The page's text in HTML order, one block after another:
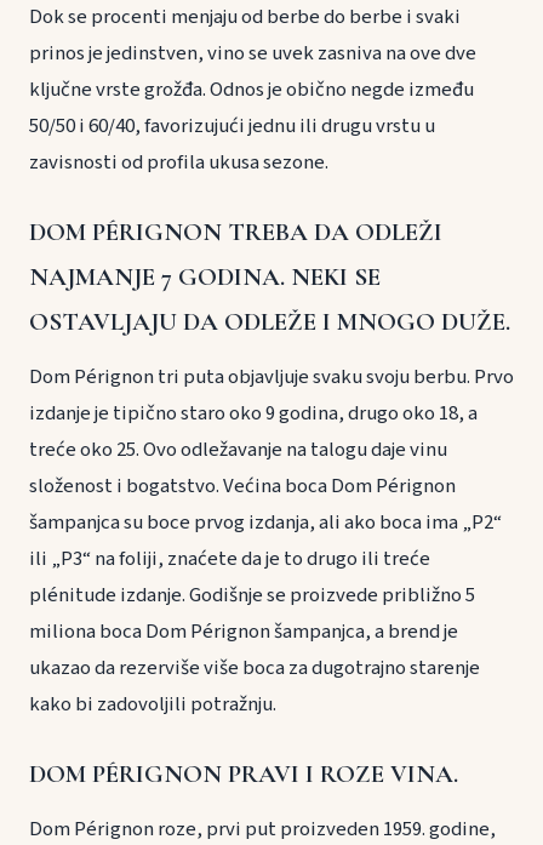
Dok se procenti menjaju od berbe do berbe i svaki
prinos je jedinstven, vino se uvek zasniva na ove dve
ključne vrste grožđa. Odnos je obično negde između
50/50 i 60/40, favorizujući jednu ili drugu vrstu u
zavisnosti od profila ukusa sezone.
DOM PÉRIGNON TREBA DA ODLEŽI
NAJMANJE 7 GODINA. NEKI SE
OSTAVLJAJU DA ODLEŽE I MNOGO DUŽE.
Dom Pérignon tri puta objavljuje svaku svoju berbu. Prvo
izdanje je tipično staro oko 9 godina, drugo oko 18, a
treće oko 25. Ovo odležavanje na talogu daje vinu
složenost i bogatstvo. Većina boca Dom Pérignon
šampanjca su boce prvog izdanja, ali ako boca ima „P2“
ili „P3“ na foliji, znaćete da je to drugo ili treće
plénitude izdanje. Godišnje se proizvede približno 5
miliona boca Dom Pérignon šampanjca, a brend je
ukazao da rezerviše više boca za dugotrajno starenje
kako bi zadovoljili potražnju.
DOM PÉRIGNON PRAVI I ROZE VINA.
Dom Pérignon roze, prvi put proizveden 1959. godine,